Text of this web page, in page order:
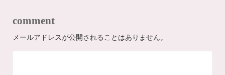
comment
メールアドレスが公開されることはありません。